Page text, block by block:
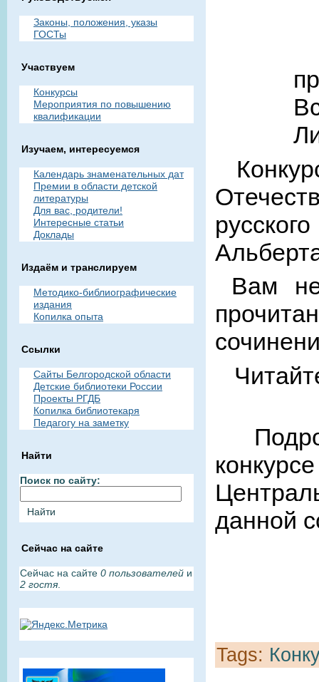
Законы, положения, указы
ГОСТы
Участвуем
Конкурсы
Мероприятия по повышению
квалификации
Изучаем, интересуемся
Календарь знаменательных дат
Премии в области детской
литературы
Для вас, родители!
Интересные статьи
Доклады
Издаём и транслируем
Методико-библиографические
издания
Копилка опыта
Ссылки
Сайты Белгородской области
Детские библиотеки России
Проекты РГДБ
Копилка библиотекаря
Педагогу на заметку
Найти
Поиск по сайту:
Сейчас на сайте
Сейчас на сайте 0 пользователей и
2 гостя
Вам
данной
Tags: